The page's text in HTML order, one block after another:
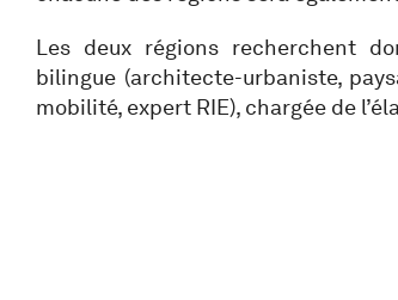
Les deux régions recherchent
bilingue (architecte-urbaniste,
mobilité, expert RIE), chargée de